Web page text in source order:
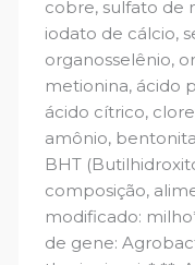
cobre, sulfato de
iodato de cálcio,
organosselênio,
metionina, ácido
ácido cítrico,
amônio,
BHT
composição,
modificado:
de gene: